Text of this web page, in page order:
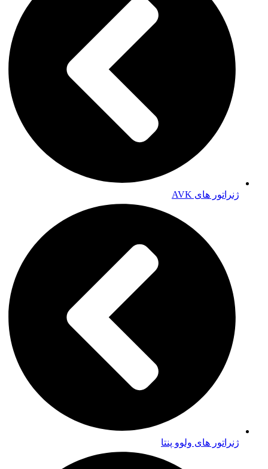
ژنراتور های AVK
ژنراتور های ولوو پنتا